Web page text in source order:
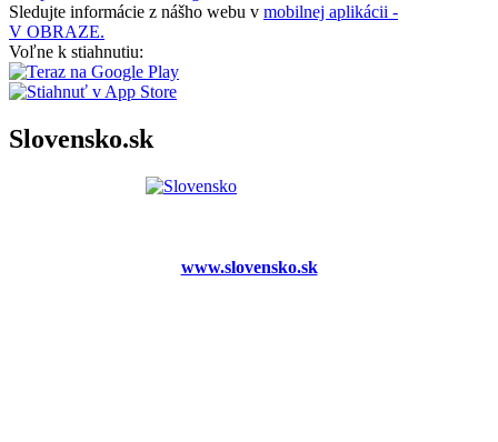
Sledujte informácie z nášho webu v mobilnej aplikácii -
V OBRAZE.
Voľne k stiahnutiu:
Slovensko.sk
www.slovensko.sk